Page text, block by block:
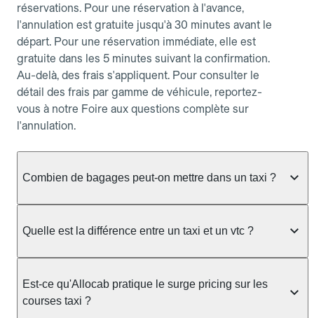
réservations. Pour une réservation à l'avance,
l'annulation est gratuite jusqu'à 30 minutes avant le
départ. Pour une réservation immédiate, elle est
gratuite dans les 5 minutes suivant la confirmation.
Au-delà, des frais s'appliquent. Pour consulter le
détail des frais par gamme de véhicule, reportez-
vous à notre Foire aux questions complète sur
l'annulation.
Combien de bagages peut-on mettre dans un taxi ?
taxi berline accueille en général jusqu'à 3 bagages
ou nombreux, précisez-le dans le champ "Message
au chauffeur" lors de la réservation. Le prix n'est
pas impacté par le nombre de bagages.
Quelle est la différence entre un taxi et un vtc ?
prendre en charge directement dans la rue, à une
station ou sur réservation, avec un tarif au
Est-ce qu'Allocab pratique le surge pricing sur les
courses taxi ?